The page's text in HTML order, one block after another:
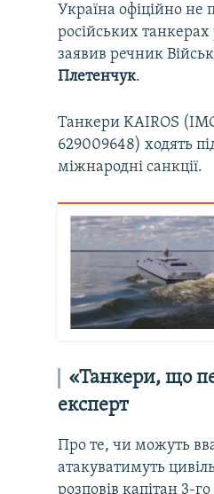
Україна офіційно не
російських
заявив речник
Плетенчук.
Танкери KAIROS
629009648) ходять
міжнародні санкції.
«Танкери, що
експерт
Про те, чи можуть
атакуватимуть
розповів капітан 3-